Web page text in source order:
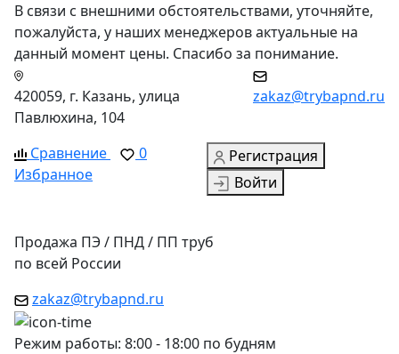
В связи с внешними обстоятельствами, уточняйте,
пожалуйста, у наших менеджеров актуальные на
данный момент цены. Спасибо за понимание.
420059, г. Казань, улица
Павлюхина, 104
zakaz@trybapnd.ru
Сравнение
0
Избранное
Регистрация
Войти
Продажа ПЭ / ПНД / ПП труб
по всей России
zakaz@trybapnd.ru
Режим работы: 8:00 - 18:00 по будням